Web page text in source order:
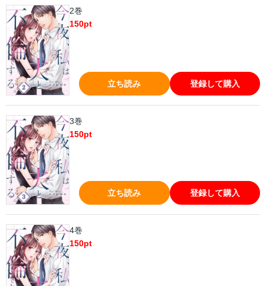
2巻
150pt
立ち読み 登録して購入
3巻
150pt
立ち読み 登録して購入
4巻
150pt